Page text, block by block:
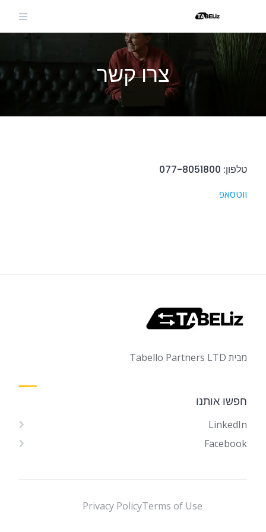
content
צרו קשר
טלפון: 077-8051800
ווטסאפ
מבית Tabello Partners LTD
חפשו אותנו
LinkedIn
Facebook
Terms of Use
Privacy Policy